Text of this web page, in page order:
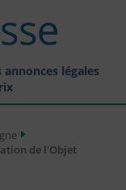
légales
de l'Objet